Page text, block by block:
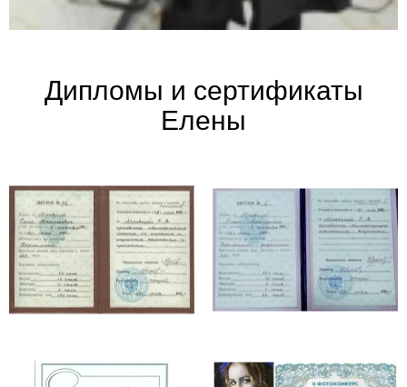
Дипломы и сертификаты
Елены